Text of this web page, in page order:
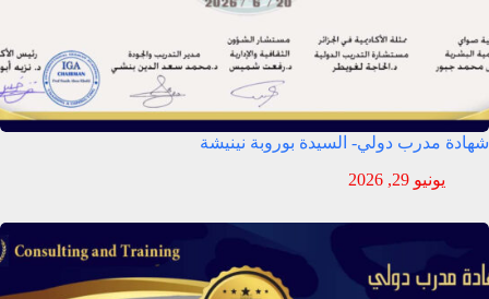
شهادة مدرب دولي- السيدة بوروبة نينيشة
يونيو 29, 2026